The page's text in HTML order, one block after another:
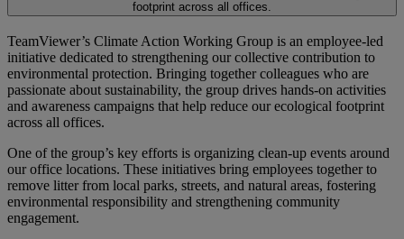
footprint across all offices.
TeamViewer’s Climate Action Working Group is an employee-led
initiative dedicated to strengthening our collective contribution to
environmental protection. Bringing together colleagues who are
passionate about sustainability, the group drives hands-on activities
and awareness campaigns that help reduce our ecological footprint
across all offices.
One of the group’s key efforts is organizing clean-up events around
our office locations. These initiatives bring employees together to
remove litter from local parks, streets, and natural areas, fostering
environmental responsibility and strengthening community
engagement.